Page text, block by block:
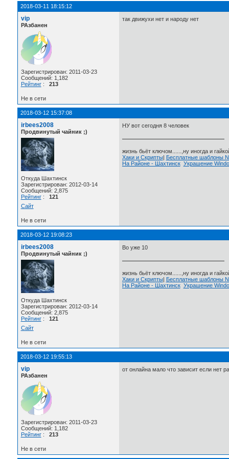
2018-03-11 18:15:12
vip
РАзбанен
Зарегистрирован: 2011-03-23
Сообщений: 1,182
Рейтинг: 213
так движухи нет и народу нет
Не в сети
2018-03-12 15:37:08
irbees2008
Продвинутый чайник ;)
Откуда Шахтинск
Зарегистрирован: 2012-03-14
Сообщений: 2,875
Рейтинг: 121
Сайт
НУ вот сегодня 8 человек
жизнь бьёт ключом......,ну иногда и
Хаки и Скрипты| Бесплатные шаблоны
На Районе - Шахтинск Украшение
Не в сети
2018-03-12 19:08:23
irbees2008
Продвинутый чайник ;)
Откуда Шахтинск
Зарегистрирован: 2012-03-14
Сообщений: 2,875
Рейтинг: 121
Сайт
Во уже 10
жизнь бьёт ключом......,ну иногда и
Хаки и Скрипты| Бесплатные шаблоны
На Районе - Шахтинск Украшение
Не в сети
2018-03-12 19:55:13
vip
РАзбанен
Зарегистрирован: 2011-03-23
Сообщений: 1,182
Рейтинг: 213
от онлайна мало что зависит если нет
Не в сети